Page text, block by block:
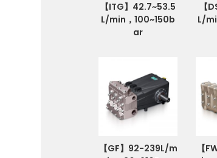
【ITG】42.7~53.5
L/min，100~150b
ar
【
L/
【GF】92-239L/m
【